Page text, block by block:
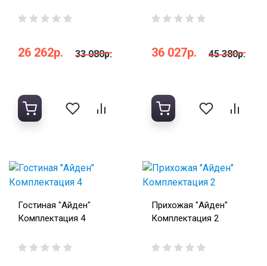
26 262р. 33 080р. 36 027р. 45 380р.
Гостиная "Айден"
Комплектация 4
Прихожая "Айден"
Комплектация 2